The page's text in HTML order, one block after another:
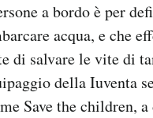
a bordo è per
acqua, e che
di salvare le vite di
della Iuventa
Save the children,